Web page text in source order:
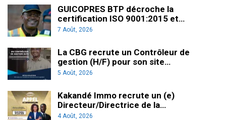
GUICOPRES BTP décroche la
certification ISO 9001:2015 et…
7 Août, 2026
La CBG recrute un Contrôleur de
gestion (H/F) pour son site…
5 Août, 2026
Kakandé Immo recrute un (e)
Directeur/Directrice de la…
4 Août, 2026